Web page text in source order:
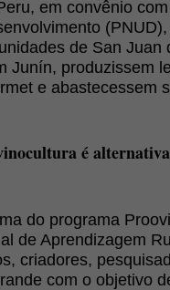
em convênio
de San Juan
Junín, produzissem
e abastecessem
é
do programa
de Aprendizagem
criadores,
com o objetivo